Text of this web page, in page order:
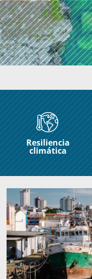
Resiliencia
climática